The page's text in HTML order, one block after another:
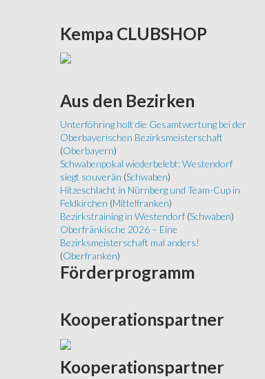
Kempa CLUBSHOP
Aus den Bezirken
Unterföhring holt die Gesamtwertung bei der
Oberbayerischen Bezirksmeisterschaft
(Oberbayern)
Schwabenpokal wiederbelebt: Westendorf
siegt souverän (Schwaben)
Hitzeschlacht in Nürnberg und Team-Cup in
Feldkirchen (Mittelfranken)
Bezirkstraining in Westendorf (Schwaben)
Oberfränkische 2026 – Eine
Bezirksmeisterschaft mal anders!
(Oberfranken)
Förderprogramm
Kooperationspartner
Kooperationspartner